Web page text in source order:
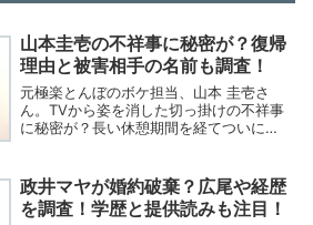
山本圭壱の不祥事に秘密が？復帰
理由と被害相手の名前も調査！
元極楽とんぼのボケ担当、山本 圭壱さ
ん。TVから姿を消した切っ掛けの不祥事
に秘密が？長い休憩期間を経てついに復
政井マヤが婚約破棄？広尾や経歴
を調査！学歴と提供読みも注目！